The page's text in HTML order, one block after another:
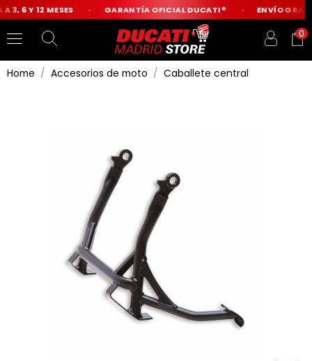
3, 6 Y 12 MESES GARANTÍA OFICIAL DUCATI® ENVÍO
0
Home Accesorios de moto Caballete central